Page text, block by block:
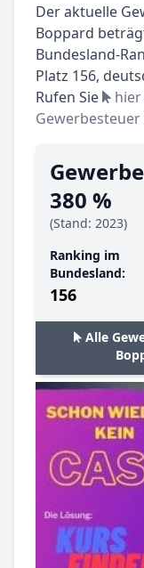
Der aktuelle
Boppard
Bundesland-
Platz 156,
Rufen Sie
hier
380 %
(Stand: 2023)
Ranking im
Bundesland:
156
Alle